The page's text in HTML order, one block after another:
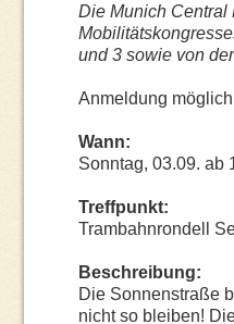
Die Munich Central
Mobilitä
und 3 sowie von
Anmeldung
Wann:
Sonntag, 03.09. ab
Treffpunkt:
Trambahnrondell
Beschreibung:
Die Sonnenstraße
nicht so bleiben!